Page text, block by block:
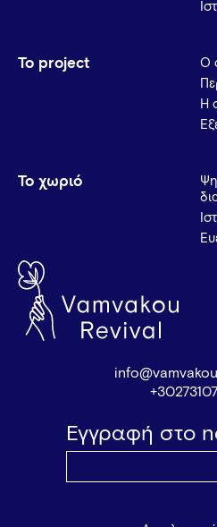
Το project
Ο
Η
Το χωριό
Εγγραφή στο